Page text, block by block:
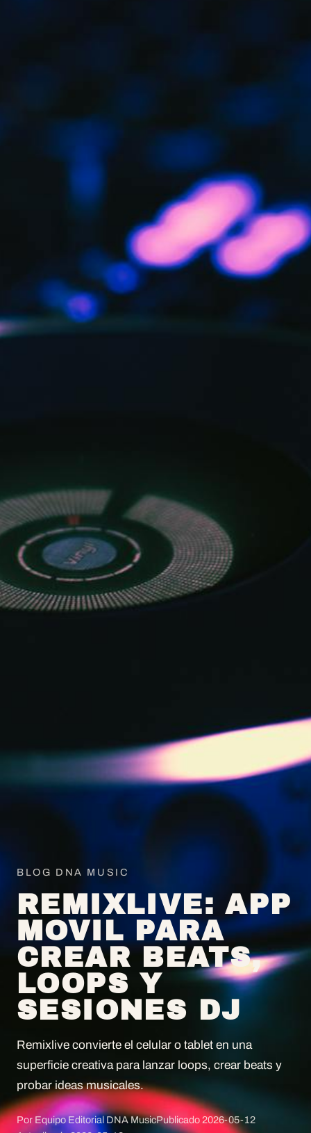
BLOG DNA MUSIC
REMIXLIVE: APP
MOVIL PARA
CREAR BEATS,
LOOPS Y
SESIONES DJ
Remixlive convierte el celular o tablet en una
superficie creativa para lanzar loops, crear beats y
probar ideas musicales.
Por Equipo Editorial DNA MusicPublicado 2026-05-12